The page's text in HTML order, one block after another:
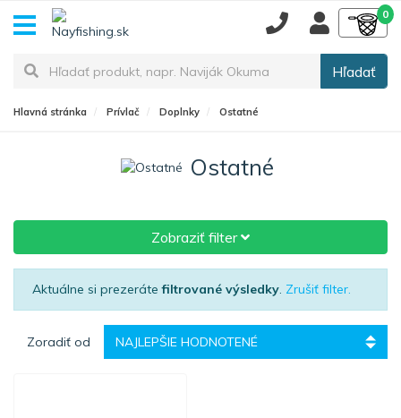
0
Hľadať
Hlavná stránka Prívlač Doplnky Ostatné
Ostatné
Zobraziť filter
Aktuálne si prezerátefiltrované výsledky. Zrušiť filter.
Zoradiť od